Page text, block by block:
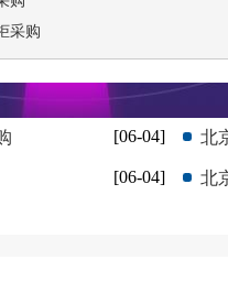
采购
[06-04] 北
[06-04] 北